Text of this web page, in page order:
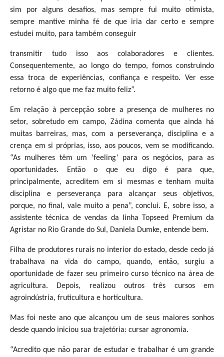
sim por alguns desafios, mas sempre fui muito otimista,
sempre mantive minha fé de que iria dar certo e sempre
estudei muito, para também conseguir
transmitir tudo isso aos colaboradores e clientes.
Consequentemente, ao longo do tempo, fomos construindo
essa troca de experiências, confiança e respeito. Ver esse
retorno é algo que me faz muito feliz”.
Em relação à percepção sobre a presença de mulheres no
setor, sobretudo em campo, Zádina comenta que ainda há
muitas barreiras, mas, com a perseverança, disciplina e a
crença em si próprias, isso, aos poucos, vem se modificando.
“As mulheres têm um ‘feeling’ para os negócios, para as
oportunidades. Então o que eu digo é para que,
principalmente, acreditem em si mesmas e tenham muita
disciplina e perseverança para alcançar seus objetivos,
porque, no final, vale muito a pena”, conclui. E, sobre isso, a
assistente técnica de vendas da linha Topseed Premium da
Agristar no Rio Grande do Sul, Daniela Dumke, entende bem.
Filha de produtores rurais no interior do estado, desde cedo já
trabalhava na vida do campo, quando, então, surgiu a
oportunidade de fazer seu primeiro curso técnico na área de
agricultura. Depois, realizou outros três cursos em
agroindústria, fruticultura e horticultura.
Mas foi neste ano que alcançou um de seus maiores sonhos
desde quando iniciou sua trajetória: cursar agronomia.
“Acredito que não parar de estudar e trabalhar é um grande